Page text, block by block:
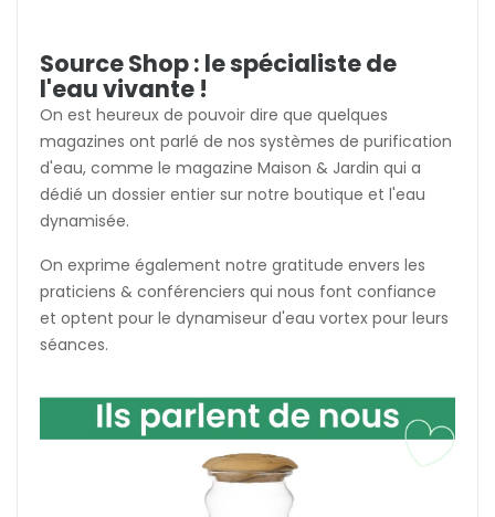
Source Shop : le spécialiste de
l'eau vivante !
On est heureux de pouvoir dire que quelques
magazines ont parlé de nos systèmes de purification
d'eau, comme le magazine Maison & Jardin qui a
dédié un dossier entier sur notre boutique et l'eau
dynamisée.
On exprime également notre gratitude envers les
praticiens & conférenciers qui nous font confiance
et optent pour le dynamiseur d'eau vortex pour leurs
séances.